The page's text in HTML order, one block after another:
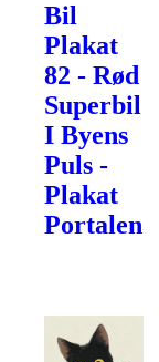
Bil
Plakat
82 - Rød
Superbil
I Byens
Puls -
Plakat
Portalen